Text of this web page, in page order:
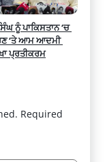
ਨੂੰ ਪਾਕਿਸਤਾਨ ‘ਚ
‘ਤੇ ਆਮ ਆਦਮੀ
ਪ੍ਰਤੀਕਰਮ
Required